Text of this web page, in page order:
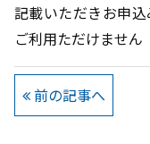
記載いただきお申
ご利用ただけません
前の記事へ